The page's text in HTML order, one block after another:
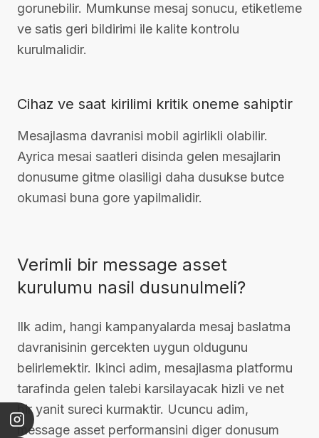
gorunebilir. Mumkunse mesaj sonucu, etiketleme
ve satis geri bildirimi ile kalite kontrolu
kurulmalidir.
Cihaz ve saat kirilimi kritik oneme sahiptir
Mesajlasma davranisi mobil agirlikli olabilir.
Ayrica mesai saatleri disinda gelen mesajlarin
donusume gitme olasiligi daha dusukse butce
okumasi buna gore yapilmalidir.
Verimli bir message asset
kurulumu nasil dusunulmeli?
Ilk adim, hangi kampanyalarda mesaj baslatma
davranisinin gercekten uygun oldugunu
belirlemektir. Ikinci adim, mesajlasma platformu
tarafinda gelen talebi karsilayacak hizli ve net
bir yanit sureci kurmaktir. Ucuncu adim,
message asset performansini diger donusum